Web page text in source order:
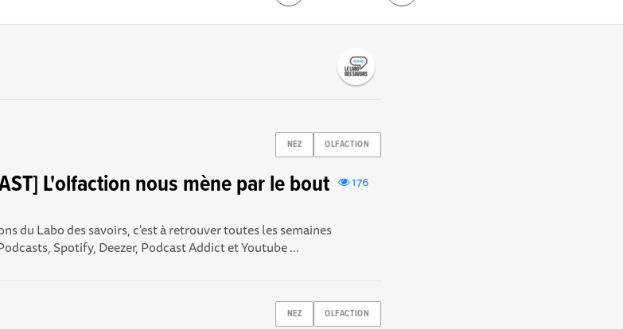
NEZ OLFACTION
176
L'olfaction nous mène par le bout
du Labo des savoirs, c'est à retrouver toutes les semaines
, Spotify , Deezer , Podcast Addict et Youtube ...
NEZ OLFACTION